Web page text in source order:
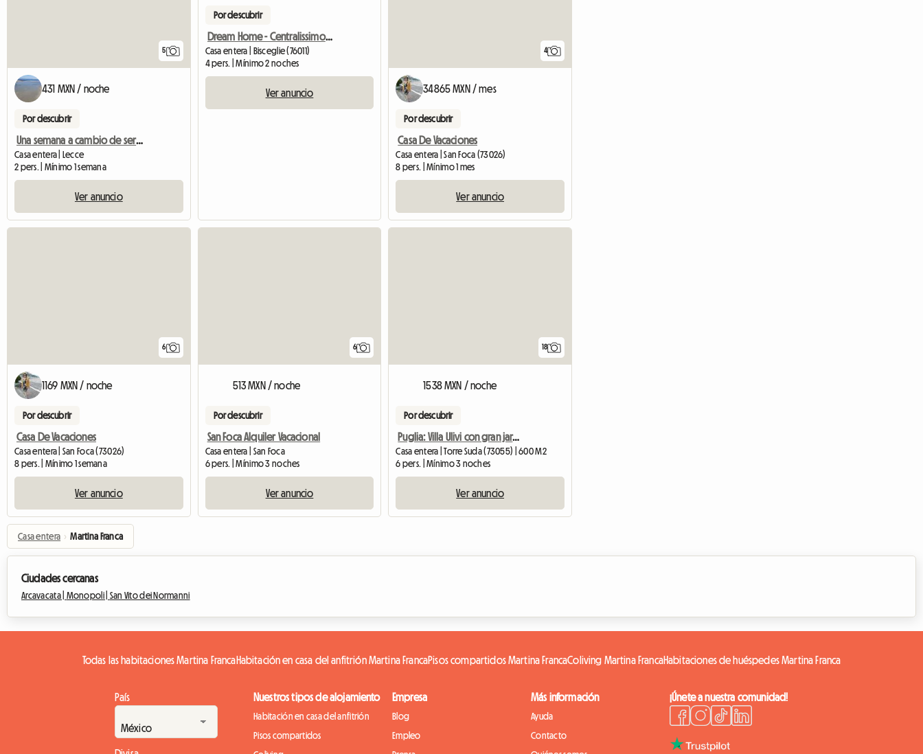
5
431 MXN / noche
Por descubrir
Una semana a cambio de servicios de jardinería y pintura.
Casa entera | Lecce
2 pers. | Mínimo 1 semana
Ver anuncio
Por descubrir
Dream Home - Centralissimo Appartamento Accogliente
Casa entera | Bisceglie (76011)
4 pers. | Mínimo 2 noches
Ver anuncio
4
34865 MXN / mes
Por descubrir
Casa De Vacaciones
Casa entera | San Foca (73026)
8 pers. | Mínimo 1 mes
Ver anuncio
6
1169 MXN / noche
Por descubrir
Casa De Vacaciones
Casa entera | San Foca (73026)
8 pers. | Mínimo 1 semana
Ver anuncio
6
513 MXN / noche
Por descubrir
San Foca Alquiler Vacacional
Casa entera | San Foca
6 pers. | Mínimo 3 noches
Ver anuncio
18
1538 MXN / noche
Por descubrir
Puglia: Villa Ulivi con gran jardín equipado cerca del mar
Casa entera | Torre Suda (73055) | 600 M2
6 pers. | Mínimo 3 noches
Ver anuncio
Casa entera › Martina Franca
Ciudades cercanas
Arcavacata | Monopoli | San Vito dei Normanni
Todas las habitaciones Martina FrancaHabitación en casa del anfitrión Martina FrancaPisos compartidos Martina FrancaColiving Martina FrancaHabitaciones de huéspedes Martina Franca
País Nuestros tipos de alojamiento
Habitación en casa del anfitrión
Pisos compartidos
Empresa
Blog
Empleo
Más información
Ayuda
Contacto
¡Únete a nuestra comunidad!